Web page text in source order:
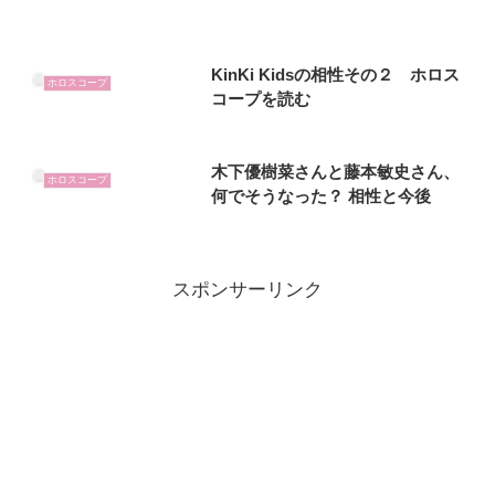
ホロスコープ
KinKi Kidsの相性その２ ホロス
コープを読む
ホロスコープ
木下優樹菜さんと藤本敏史さん、
何でそうなった？ 相性と今後
スポンサーリンク